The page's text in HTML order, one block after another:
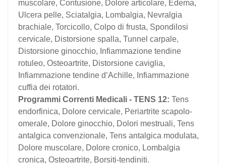
muscolare, Contusione, Dolore articolare, Edema,
Ulcera pelle, Sciatalgia, Lombalgia, Nevralgia
brachiale, Torcicollo, Colpo di frusta, Spondilosi
cervicale, Distorsione spalla, Tunnel carpale,
Distorsione ginocchio, Infiammazione tendine
rotuleo, Osteoartrite, Distorsione caviglia,
Infiammazione tendine d’Achille, Infiammazione
cuffia dei rotatori.
Programmi Correnti Medicali - TENS 12: Tens
endorfinica, Dolore cervicale, Periartrite scapolo-
omerale, Dolore ginocchio, Dolori mestruali, Tens
antalgica convenzionale, Tens antalgica modulata,
Dolore muscolare, Dolore cronico, Lombalgia
cronica, Osteoartrite, Borsiti-tendiniti.